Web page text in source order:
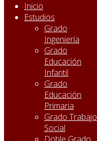
Inicio
Estudios
Grado
Ingeniería
Grado
Educación
Infantil
Grado
Educación
Primaria
Grado Trabajo
Social